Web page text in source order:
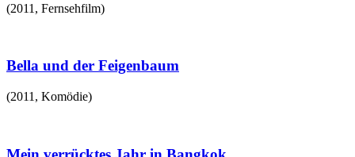
(2011 , Fernsehfilm)
Bella und der Feigenbaum
(2011 , Komödie)